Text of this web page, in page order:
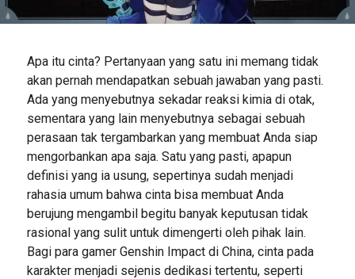
Apa itu cinta? Pertanyaan yang satu ini memang tidak
akan pernah mendapatkan sebuah jawaban yang pasti.
Ada yang menyebutnya sekadar reaksi kimia di otak,
sementara yang lain menyebutnya sebagai sebuah
perasaan tak tergambarkan yang membuat Anda siap
mengorbankan apa saja. Satu yang pasti, apapun
definisi yang ia usung, sepertinya sudah menjadi
rahasia umum bahwa cinta bisa membuat Anda
berujung mengambil begitu banyak keputusan tidak
rasional yang sulit untuk dimengerti oleh pihak lain.
Bagi para gamer Genshin Impact di China, cinta pada
karakter menjadi sejenis dedikasi tertentu, seperti